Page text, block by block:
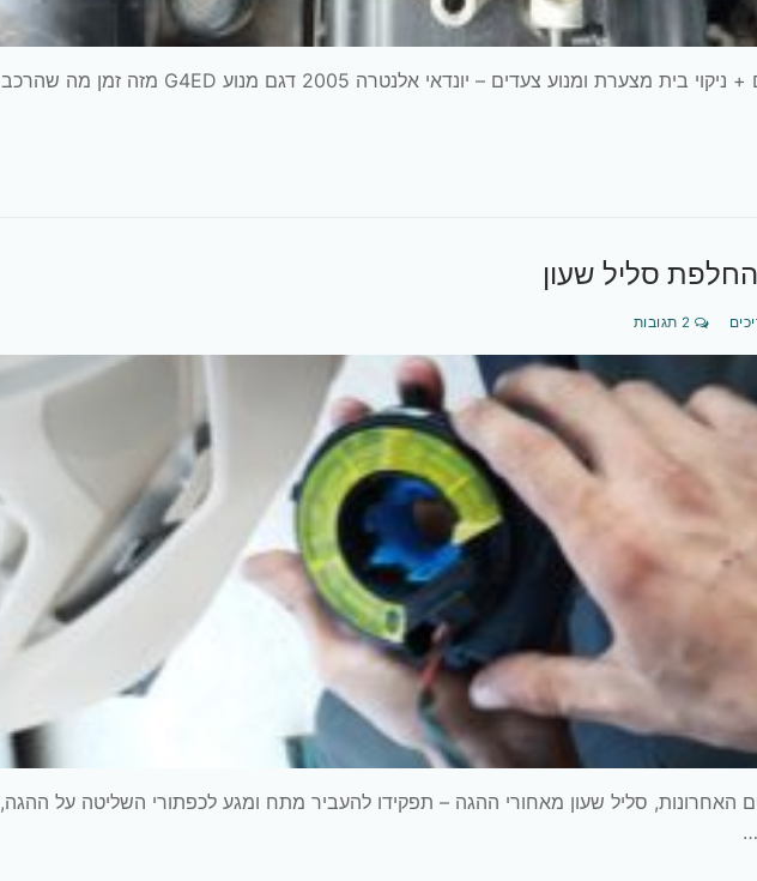
טיפול תקופתי + החלפת מצתים + ניקוי בית מצערת ומנוע צעדים – יונדאי אלנטרה 2005 דגם מנוע G4ED מזה זמן מה שהרכב
האחרונות, סליל שעון מאחורי ההגה – תפקידו להעביר מתח ומגע לכפתורי השליטה על ההגה,